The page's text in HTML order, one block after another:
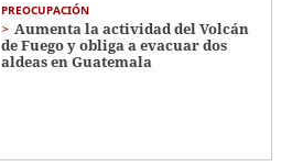
PREOCUPACIÓN
Aumenta la actividad del Volcán
de Fuego y obliga a evacuar dos
aldeas en Guatemala